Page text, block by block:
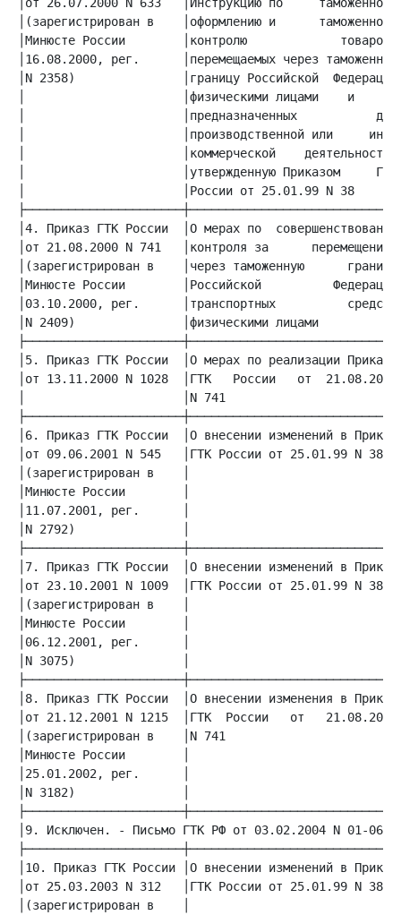
│(зарегистрирован в    │оформлению и
│Минюсте России        │контролю
│16.08.2000, рег.      │перемещаемых через
│N 2358)               │границу Российской
│                      │физическими лицами    и
│                      │предназначенных
│                      │производственной или
│                      │коммерческой
│                      │утвержденную Приказом
│                      │России от 25.01.99 N 38
│4. Приказ ГТК России  │О мерах по
│от 21.08.2000 N 741   │контроля за
│(зарегистрирован в    │через таможенную
│Минюсте России        │Российской
│03.10.2000, рег.      │транспортных
│N 2409)               │физическими лицами
│5. Приказ ГТК России  │О мерах по реализации
│от 13.11.2000 N 1028  │ГТК   России   от
│                      │N 741
│6. Приказ ГТК России  │О внесении изменений в
│от 09.06.2001 N 545   │ГТК России от 25.01.99 N
│(зарегистрирован в    │
│Минюсте России        │
│11.07.2001, рег.      │
│N 2792)               │
│7. Приказ ГТК России  │О внесении изменений в
│от 23.10.2001 N 1009  │ГТК России от 25.01.99 N
│(зарегистрирован в    │
│Минюсте России        │
│06.12.2001, рег.      │
│N 3075)               │
│8. Приказ ГТК России  │О внесении изменения в
│от 21.12.2001 N 1215  │ГТК  России   от
│(зарегистрирован в    │N 741
│Минюсте России        │
│25.01.2002, рег.      │
│N 3182)               │
│9. Исключен. - Письмо ГТК РФ от 03.02.2004 N 01-
│10. Приказ ГТК России │О внесении изменений в
│от 25.03.2003 N 312   │ГТК России от 25.01.99 N
│(зарегистрирован в    │